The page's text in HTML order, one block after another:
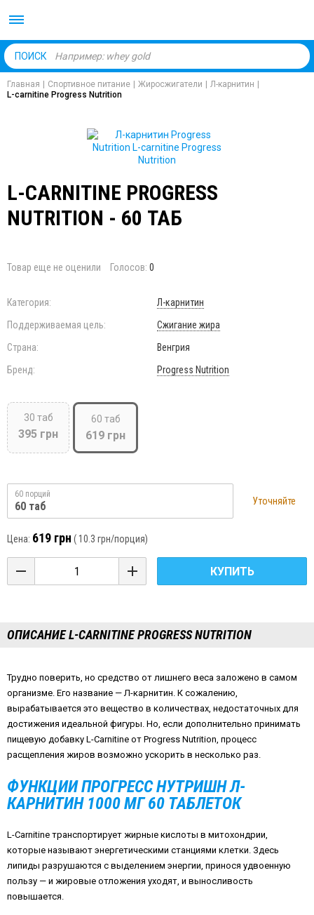
ПОИСК
Главная Спортивное питание Жиросжигатели Л-карнитин
L-carnitine Progress Nutrition
L-CARNITINE PROGRESS
NUTRITION - 60 ТАБ
Товар еще не оценили Голосов: 0
Категория:
Л-карнитин
Поддерживаемая цель:
Сжигание жира
Страна:
Венгрия
Бренд:
Progress Nutrition
30 таб
395 грн
60 таб
619 грн
60 порций
60 таб Уточняйте
Цена: 619 грн ( 10.3 грн/порция)
КУПИТЬ
ОПИСАНИЕ L-CARNITINE PROGRESS NUTRITION
Трудно поверить, но средство от лишнего веса заложено в самом
организме. Его название — Л-карнитин. К сожалению,
вырабатывается это вещество в количествах, недостаточных для
достижения идеальной фигуры. Но, если дополнительно принимать
пищевую добавку L-Carnitine от Progress Nutrition, процесс
расщепления жиров возможно ускорить в несколько раз.
ФУНКЦИИ ПРОГРЕСС НУТРИШН Л-
КАРНИТИН 1000 МГ 60 ТАБЛЕТОК
L-Carnitine транспортирует жирные кислоты в митохондрии,
которые называют энергетическими станциями клетки. Здесь
липиды разрушаются с выделением энергии, принося удвоенную
пользу — и жировые отложения уходят, и выносливость
повышается.